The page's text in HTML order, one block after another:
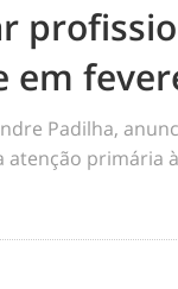
em
Padilha,
primária